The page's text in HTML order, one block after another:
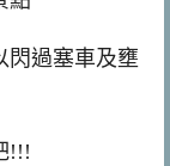
閃過塞車及壅
!!!